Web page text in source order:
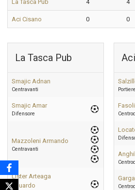
La Tasca Pub 4 4
Aci Cisano 0 0
La Tasca Pub
Smajic Adnan
Centravanti
Smajic Amar
Difensore
Mazzoleni Armando
Centravanti
Lister Arteaga
Eduardo
Portiere